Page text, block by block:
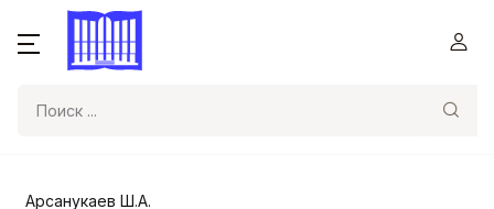
Арсанукаев Ш.А.